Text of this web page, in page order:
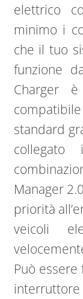
elettrico
minimo i
che il tuo
funzione
Charger
standard
Manager
priorità
veicoli
Può